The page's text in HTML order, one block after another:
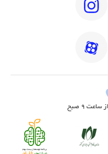
9 صبح